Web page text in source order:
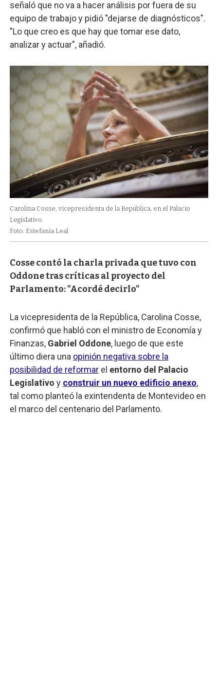
señaló que no va a hacer análisis por fuera de su
equipo de trabajo y pidió "dejarse de diagnósticos".
"Lo que creo es que hay que tomar ese dato,
analizar y actuar", añadió.
Carolina Cosse, vicepresidenta de la República, en el Palacio
Legislativo.
Foto: Estefanía Leal
Cosse contó la charla privada que tuvo con
Oddone tras críticas al proyecto del
Parlamento: "Acordé decirlo"
La vicepresidenta de la República, Carolina Cosse,
confirmó que habló con el ministro de Economía y
Finanzas, Gabriel Oddone, luego de que este
último diera una opinión negativa sobre la
posibilidad de reformar el entorno del Palacio
Legislativo y construir un nuevo edificio anexo,
tal como planteó la exintendenta de Montevideo en
el marco del centenario del Parlamento.